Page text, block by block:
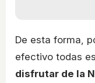
De esta forma,
efectivo todas
disfrutar de la